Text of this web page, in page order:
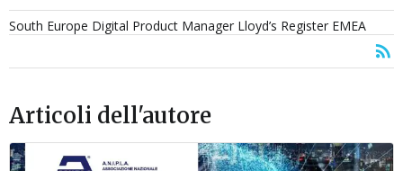
South Europe Digital Product Manager Lloyd’s Register EMEA
Articoli dell'autore